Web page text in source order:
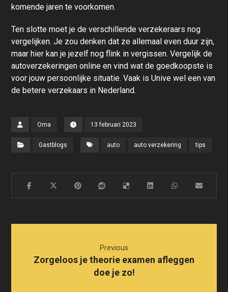
komende jaren te voorkomen.
Ten slotte moet je de verschillende verzekeraars nog
vergelijken. Je zou denken dat ze allemaal even duur zijn,
maar hier kan je jezelf nog flink in vergissen. Vergelijk de
autoverzekeringen online en vind wat de goedkoopste is
voor jouw persoonlijke situatie. Vaak isUnive wel een van
de betere verzekaars in Nederland.
Oma 13 februari 2023
Gastblogs auto auto verzekering tips
Previous
Zorgeloos je theorie examen afleggen
doe je zo!